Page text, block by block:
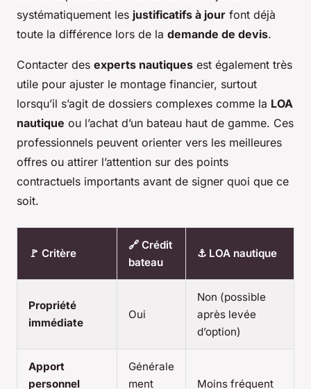
systématiquement les justificatifs à jour font déjà
toute la différence lors de la demande de devis.
Contacter des experts nautiques est également très
utile pour ajuster le montage financier, surtout
lorsqu’il s’agit de dossiers complexes comme la LOA
nautique ou l’achat d’un bateau haut de gamme. Ces
professionnels peuvent orienter vers les meilleures
offres ou attirer l’attention sur des points
contractuels importants avant de signer quoi que ce
soit.
🚩 Critère
🔗 Crédit
bateau
⚓ LOA nautique
Propriété
immédiate
Oui
Non (possible
après levée
d’option)
Apport
personnel
Générale
ment
Moins fréquent